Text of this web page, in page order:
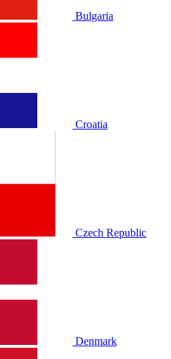
Bulgaria
Croatia
Czech Republic
Denmark